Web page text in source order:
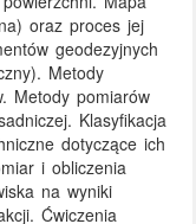
oraz proces jej
geodezyjnych
Metody
Metody pomiarów
Klasyfikacja
dotyczące ich
i obliczenia
na wyniki
Ćwiczenia